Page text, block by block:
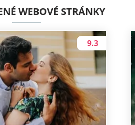
WEBOVÉ STRÁNKY
9.3